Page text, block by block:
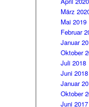
März
Mai 2019
Februar
Januar
Oktober
Juli 2018
Juni 2018
Januar
Oktober
Juni 2017